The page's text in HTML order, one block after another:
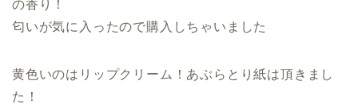
の香り！
匂いが気に入ったので購入しちゃいました
黄色いのはリップクリーム！あぶらとり紙は頂きまし
た！